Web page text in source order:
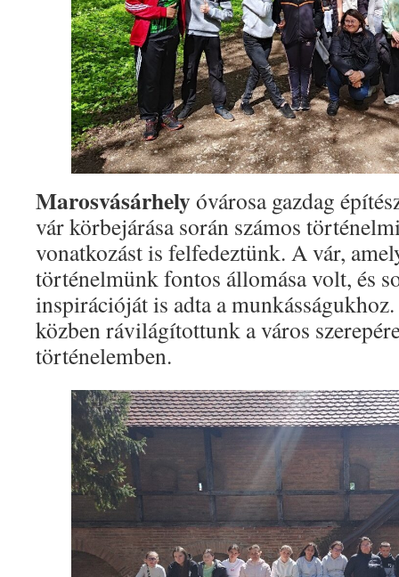
Marosvásárhelyóvárosa gazdag
vár körbejárása során számos
vonatkozást is felfedeztünk. A vár,
történelmünk fontos állomása volt, és
inspirációját is adta a
közben rávilágítottunk a város
történelemben.